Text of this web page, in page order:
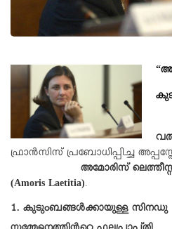
ഫ്രാൻസിസ് പ്രബോധിപ്പിച്ച
അമോരിസ്
(Amoris Laetitia).
1. കുടുംബങ്ങൾക്കായുള്ള സിനഡു